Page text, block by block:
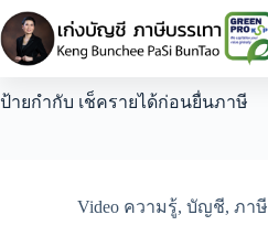
Skip
to
content
ป้ายกำกับ เช็ครายได้ก่อนยื่นภาษี
Video ความรู้, บัญชี, ภาษี